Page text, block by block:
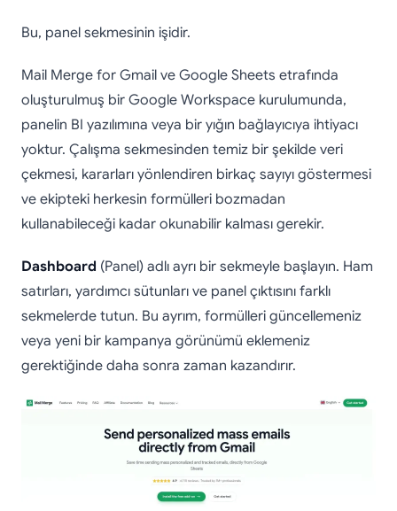
Bu, panel sekmesinin işidir.
Mail Merge for Gmail ve Google Sheets etrafında
oluşturulmuş bir Google Workspace kurulumunda,
panelin BI yazılımına veya bir yığın bağlayıcıya ihtiyacı
yoktur. Çalışma sekmesinden temiz bir şekilde veri
çekmesi, kararları yönlendiren birkaç sayıyı göstermesi
ve ekipteki herkesin formülleri bozmadan
kullanabileceği kadar okunabilir kalması gerekir.
Dashboard (Panel) adlı ayrı bir sekmeyle başlayın. Ham
satırları, yardımcı sütunları ve panel çıktısını farklı
sekmelerde tutun. Bu ayrım, formülleri güncellemeniz
veya yeni bir kampanya görünümü eklemeniz
gerektiğinde daha sonra zaman kazandırır.